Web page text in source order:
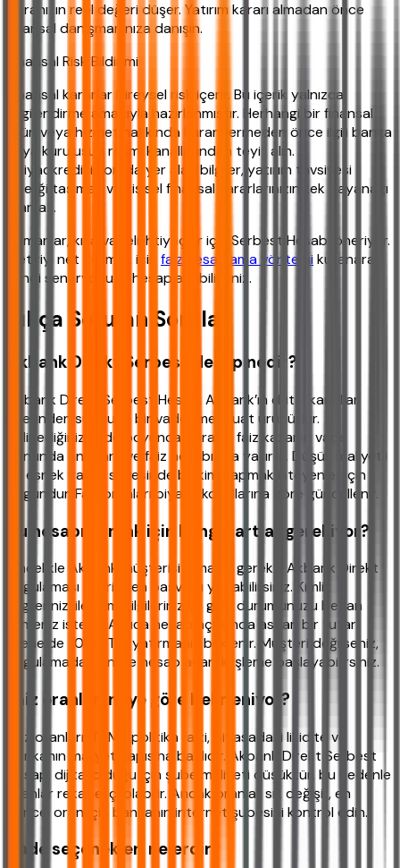
paranızın reel değeri düşer. Yatırım kararı almadan önce
finansal danışmanınıza danışın.
Finansal Risk Bildirimi
Finansal kararlar bireysel risk içerir. Bu içerik yalnızca
bilgilendirme amacıyla hazırlanmıştır. Herhangi bir finansal
ürün veya hizmet hakkında karar vermeden önce ilgili banka
veya kuruluşun resmi kanallarından teyit alın.
ihtiyackredisi.com'da yer alan bilgiler, yatırım tavsiyesi
niteliği taşımaz ve kişisel finansal kararlarınızın tek dayanağı
olamaz.
Uzmanlar, kısa vadeli ihtiyaçlar için Serbest Hesabı öneriyor.
Getiriyi net görmek için faiz hesaplama yöntemi kullanarak
kendi senaryonuzu hesaplayabilirsiniz.
Sıkça Sorulan Sorular
Akbank Direkt Serbest Hesap nedir?
Akbank Direkt Serbest Hesap, Akbank’ın dijital kanallar
üzerinden sunduğu bir vadeli mevduat ürünüdür.
Belirlediğiniz vade boyunca paranız faiz kazanır, vade
sonunda anapara ve faiz hesabınıza yatırılır. Düşük maliyetli
ve esnek yapısı sayesinde birikim yapmak isteyenler için
uygundur. Faiz oranları piyasa koşullarına göre güncellenir.
Bu hesabı açmak için hangi şartlar gerekiyor?
Öncelikle Akbank müşterisi olmanız gerekir. Akbank Direkt
uygulaması üzerinden başvuru yapabilirsiniz. Kimlik
bilgileriniz, iletişim bilgileriniz ve gelir durumunuzu beyan
etmeniz istenir. Ayrıca hesap açılışında asgari bir tutar
(genelde 1.000 TL) yatırmanız beklenir. Müşteri değilseniz,
uygulamadan online hesap açarak işleme başlayabilirsiniz.
Faiz oranları neye göre belirleniyor?
Faiz oranları, TCMB politika faizi, piyasadaki likidite ve
bankanın maliyet yapısına bağlıdır. Akbank Direkt Serbest
Hesap, dijital olduğu için şube maliyeti düşüktür, bu nedenle
oranlar rekabetçi olabilir. Ancak oranlar sık değişir, en
güncel oran için bankanın internet şubesini kontrol edin.
Vade seçenekleri nelerdir?